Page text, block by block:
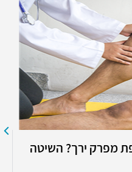
מפרק ירך? השיטה